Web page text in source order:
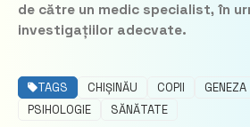
de către un medic specialist, în
investigațiilor adecvate.
TAGS CHIȘINĂU COPII GENEZA
PSIHOLOGIE
SĂNĂTATE